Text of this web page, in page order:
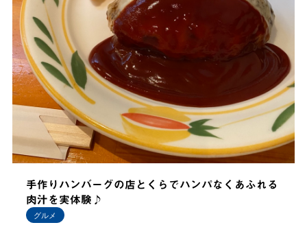
手作りハンバーグの店とくらでハンパなくあふれる
肉汁を実体験♪
グルメ